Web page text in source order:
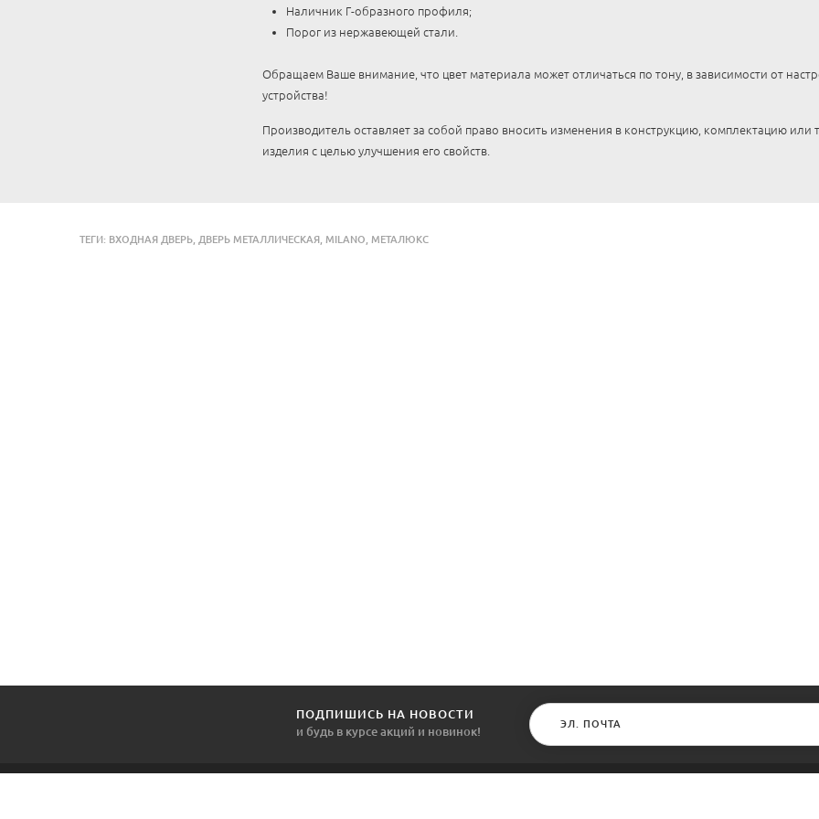
Наличник Г-образного профиля;
Порог из нержавеющей стали.
Обращаем Ваше внимание, что цвет материала может отличаться по тону, в зависимости от
устройства!
Производитель оставляет за собой право вносить изменения в конструкцию, комплектацию или
изделия с целью улучшения его свойств.
ТЕГИ: ВХОДНАЯ ДВЕРЬ ДВЕРЬ МЕТАЛЛИЧЕСКАЯ MILANO МЕТАЛЮКС
ПОДПИШИСЬ НА НОВОСТИ
и будь в курсе акций и новинок!